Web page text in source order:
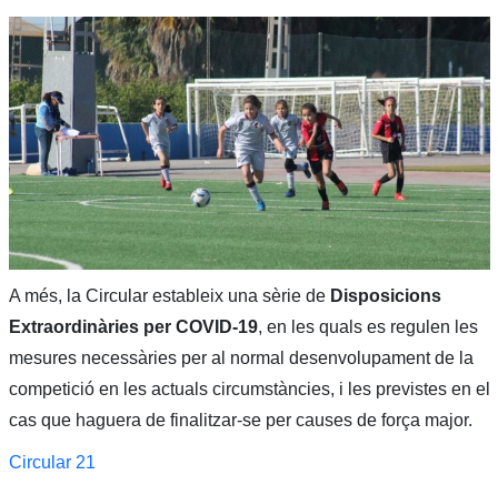
A més, la Circular estableix una sèrie de Disposicions
Extraordinàries per COVID-19, en les quals es regulen les
mesures necessàries per al normal desenvolupament de la
competició en les actuals circumstàncies, i les previstes en el
cas que haguera de finalitzar-se per causes de força major.
Circular 21